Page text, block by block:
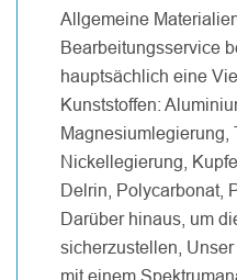
Allgemeine
Bearbeitungsservice
hauptsächlich eine
Kunststoffen:
Magnesiumlegierung,
Nickellegierung,
Delrin, Polycarbonat,
Darüber hinaus, um
sicherzustellen,
mit einem